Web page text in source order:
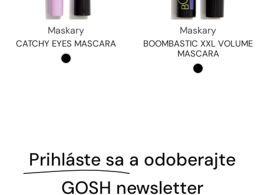
Maskary
CATCHY EYES MASCARA
Maskary
BOOMBASTIC XXL VOLUME
MASCARA
Prihláste sa a odoberajte
GOSH newsletter